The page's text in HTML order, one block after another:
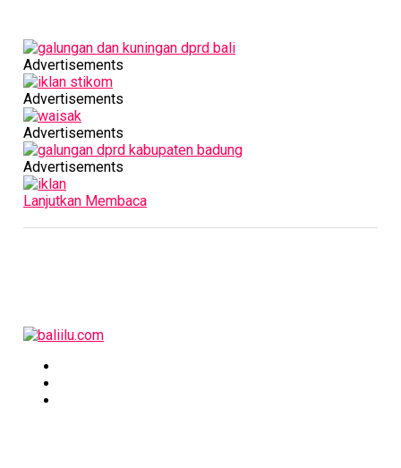
Advertisements
Advertisements
Advertisements
Advertisements
Lanjutkan Membaca